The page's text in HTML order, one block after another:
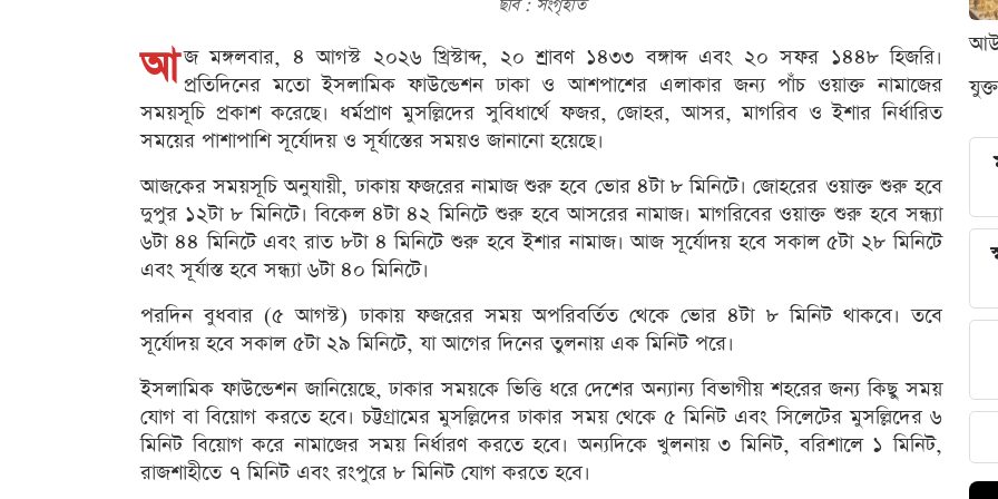
ছবি : সংগৃহীত
আ জ মঙ্গলবার, ৪ আগস্ট ২০২৬ খ্রিস্টাব্দ, ২০ শ্রাবণ ১৪৩৩ বঙ্গাব্দ এবং ২০ সফর ১৪৪৮ হিজরি।
প্রতিদিনের মতো ইসলামিক ফাউন্ডেশন ঢাকা ও আশপাশের এলাকার জন্য পাঁচ ওয়াক্ত নামাজের
সময়সূচি প্রকাশ করেছে। ধর্মপ্রাণ মুসল্লিদের সুবিধার্থে ফজর, জোহর, আসর, মাগরিব ও ইশার নির্ধারিত
সময়ের পাশাপাশি সূর্যোদয় ও সূর্যাস্তের সময়ও জানানো হয়েছে।
আজকের সময়সূচি অনুযায়ী, ঢাকায় ফজরের নামাজ শুরু হবে ভোর ৪টা ৮ মিনিটে। জোহরের ওয়াক্ত শুরু হবে
দুপুর ১২টা ৮ মিনিটে। বিকেল ৪টা ৪২ মিনিটে শুরু হবে আসরের নামাজ। মাগরিবের ওয়াক্ত শুরু হবে সন্ধ্যা
৬টা ৪৪ মিনিটে এবং রাত ৮টা ৪ মিনিটে শুরু হবে ইশার নামাজ। আজ সূর্যোদয় হবে সকাল ৫টা ২৮ মিনিটে
এবং সূর্যাস্ত হবে সন্ধ্যা ৬টা ৪০ মিনিটে।
পরদিন বুধবার (৫ আগস্ট) ঢাকায় ফজরের সময় অপরিবর্তিত থেকে ভোর ৪টা ৮ মিনিট থাকবে। তবে
সূর্যোদয় হবে সকাল ৫টা ২৯ মিনিটে, যা আগের দিনের তুলনায় এক মিনিট পরে।
ইসলামিক ফাউন্ডেশন জানিয়েছে, ঢাকার সময়কে ভিত্তি ধরে দেশের অন্যান্য বিভাগীয় শহরের জন্য কিছু সময়
যোগ বা বিয়োগ করতে হবে। চট্টগ্রামের মুসল্লিদের ঢাকার সময় থেকে ৫ মিনিট এবং সিলেটের মুসল্লিদের ৬
মিনিট বিয়োগ করে নামাজের সময় নির্ধারণ করতে হবে। অন্যদিকে খুলনায় ৩ মিনিট, বরিশালে ১ মিনিট,
রাজশাহীতে ৭ মিনিট এবং রংপুরে ৮ মিনিট যোগ করতে হবে।